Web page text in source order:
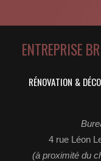
ENTREPRISE
RÉNOVATION &
4 rue Léon
(à proximité du